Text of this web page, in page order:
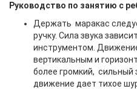
Руководство по занятию с
Держать маракас
ручку. Сила звука
инструментом.
вертикальным и
более громкий, сильный
движение дает тихое